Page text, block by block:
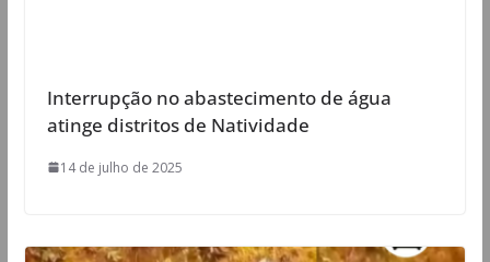
Interrupção no abastecimento de água
atinge distritos de Natividade
14 de julho de 2025